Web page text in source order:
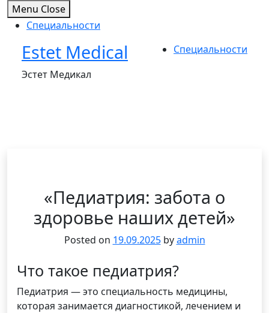
Menu Close
Специальности
content
Estet Medical
Эстет Медикал
Специальности
«Педиатрия: забота о
здоровье наших детей»
Posted on 19.09.2025byadmin
Что такое педиатрия?
Педиатрия — это специальность медицины,
которая занимается диагностикой, лечением и